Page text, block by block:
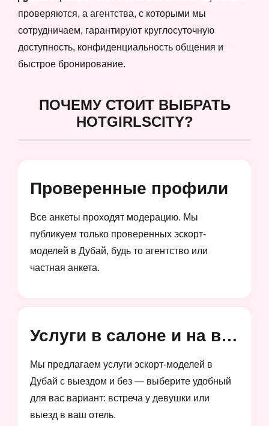
проверяются, а агентства, с которыми мы
сотрудничаем, гарантируют круглосуточную
доступность, конфиденциальность общения и
быстрое бронирование.
ПОЧЕМУ СТОИТ ВЫБРАТЬ
HOTGIRLSCITY?
Проверенные профили
Все анкеты проходят модерацию. Мы
публикуем только проверенных эскорт-
моделей в Дубай, будь то агентство или
частная анкета.
Услуги в салоне и на выезд
Мы предлагаем услуги эскорт-моделей в
Дубай с выездом и без — выберите удобный
для вас вариант: встреча у девушки или
выезд в ваш отель.